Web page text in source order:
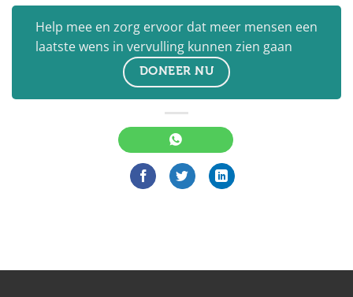
Help mee en zorg ervoor dat meer mensen een
laatste wens in vervulling kunnen zien gaan
DONEER NU